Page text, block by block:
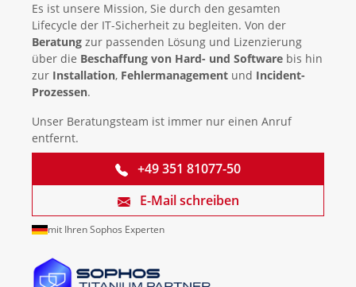
Es ist unsere Mission, Sie durch den gesamten
Lifecycle der IT-Sicherheit zu begleiten. Von der
Beratung zur passenden Lösung und Lizenzierung
über die Beschaffung von Hard- und Software bis hin
zur Installation, Fehlermanagement und Incident-
Prozessen.
Unser Beratungsteam ist immer nur einen Anruf
entfernt.
+49 351 81077-50
E-Mail schreiben
mit Ihren Sophos Experten